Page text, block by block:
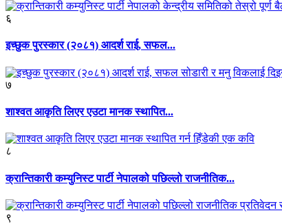
६
इच्छुक पुरस्कार (२०८१) आदर्श राई, सफल...
७
शाश्वत आकृति लिएर एउटा मानक स्थापित...
८
क्रान्तिकारी कम्युनिस्ट पार्टी नेपालको पछिल्लो राजनीतिक...
९